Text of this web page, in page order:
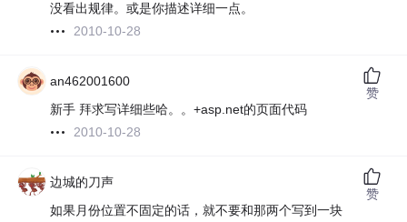
没看出规律。或是你描述详细一点。
2010-10-28
an462001600
新手 拜求写详细些哈。。+asp.net的页面代码
2010-10-28
赞
边城的刀声
如果月份位置不固定的话，就不要和那两个写到一块
赞